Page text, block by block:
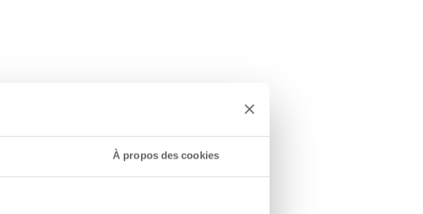
À propos des cookies